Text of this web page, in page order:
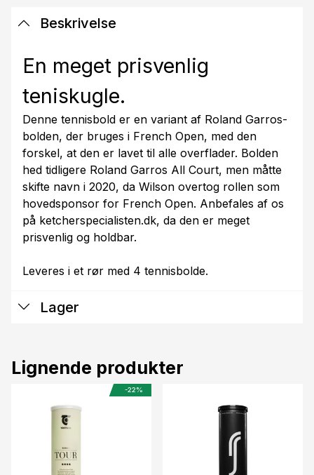
Beskrivelse
En meget prisvenlig
teniskugle.
Denne tennisbold er en variant af Roland Garros-
bolden, der bruges i French Open, med den
forskel, at den er lavet til alle overflader. Bolden
hed tidligere Roland Garros All Court, men måtte
skifte navn i 2020, da Wilson overtog rollen som
hovedsponsor for French Open. Anbefales af os
på ketcherspecialisten.dk, da den er meget
prisvenlig og holdbar.
Leveres i et rør med 4 tennisbolde.
Lager
Lignende produkter
-22%